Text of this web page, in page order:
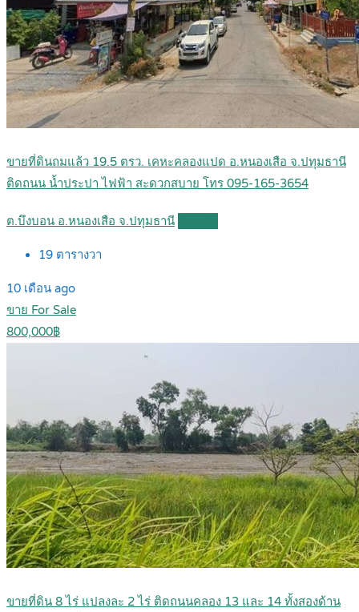
ขายที่ดินถมแล้ว 19.5 ตรว. เคหะคลองแปด อ.หนองเสือ จ.ปทุมธานี
ติดถนน น้ำประปา ไฟฟ้า สะดวกสบาย โทร 095-165-3654
ต.บึงบอน อ.หนองเสือ จ.ปทุมธานี
19 ตารางวา
10 เดือน ago
ขาย For Sale
800,000฿
ขายที่ดิน 8 ไร่ แปลงละ 2 ไร่ ติดถนนคลอง 13 และ 14 ทั้งสองด้าน